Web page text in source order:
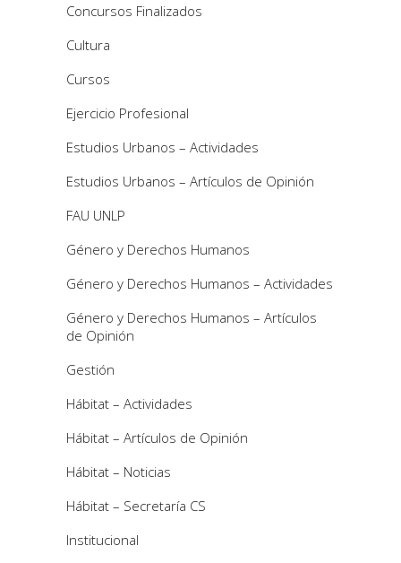
Concursos Finalizados
Cultura
Cursos
Ejercicio Profesional
Estudios Urbanos – Actividades
Estudios Urbanos – Artículos de Opinión
FAU UNLP
Género y Derechos Humanos
Género y Derechos Humanos – Actividades
Género y Derechos Humanos – Artículos
de Opinión
Gestión
Hábitat – Actividades
Hábitat – Artículos de Opinión
Hábitat – Noticias
Hábitat – Secretaría CS
Institucional